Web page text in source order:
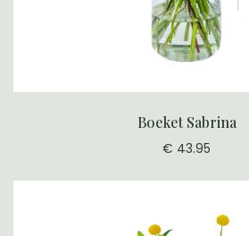
Boeket Sabrina
€ 43.95